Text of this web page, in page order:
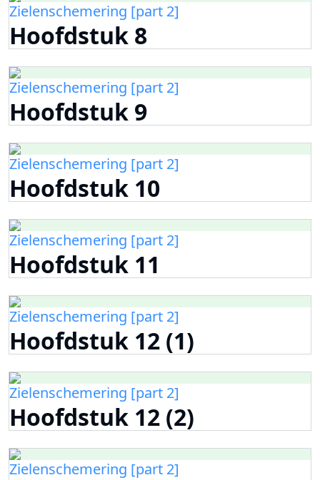
Zielenschemering [part 2]
Hoofdstuk 8
Zielenschemering [part 2]
Hoofdstuk 9
Zielenschemering [part 2]
Hoofdstuk 10
Zielenschemering [part 2]
Hoofdstuk 11
Zielenschemering [part 2]
Hoofdstuk 12 (1)
Zielenschemering [part 2]
Hoofdstuk 12 (2)
Zielenschemering [part 2]